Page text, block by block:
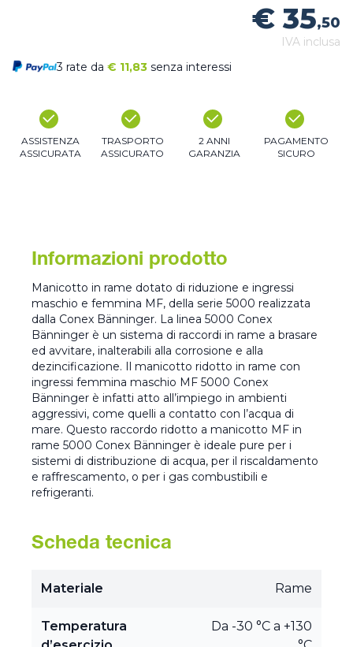
€ 35,50
IVA inclusa
3 rate da € 11,83 senza interessi
ASSISTENZA
ASSICURATA
TRASPORTO
ASSICURATO
2 ANNI
GARANZIA
PAGAMENTO
SICURO
Informazioni prodotto
Manicotto in rame dotato di riduzione e ingressi
maschio e femmina MF, della serie 5000 realizzata
dalla Conex Bänninger. La linea 5000 Conex
Bänninger è un sistema di raccordi in rame a brasare
ed avvitare, inalterabili alla corrosione e alla
dezincificazione. Il manicotto ridotto in rame con
ingressi femmina maschio MF 5000 Conex
Bänninger è infatti atto all’impiego in ambienti
aggressivi, come quelli a contatto con l’acqua di
mare. Questo raccordo ridotto a manicotto MF in
rame 5000 Conex Bänninger è ideale pure per i
sistemi di distribuzione di acqua, per il riscaldamento
e raffrescamento, o per i gas combustibili e
refrigeranti.
Scheda tecnica
Materiale Rame
Temperatura
Da -30 °C a +130